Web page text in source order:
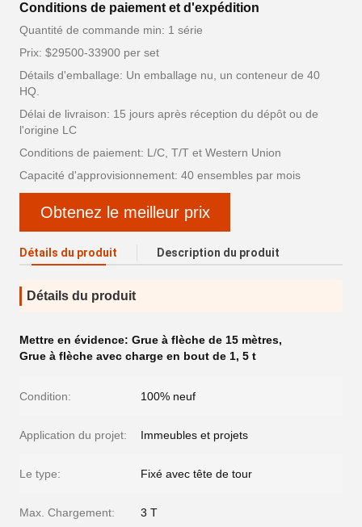
Conditions de paiement et d'expédition
Quantité de commande min: 1 série
Prix: $29500-33900 per set
Détails d'emballage: Un emballage nu, un conteneur de 40
HQ.
Délai de livraison: 15 jours après réception du dépôt ou de
l'origine LC
Conditions de paiement: L/C, T/T et Western Union
Capacité d'approvisionnement: 40 ensembles par mois
Obtenez le meilleur prix
Détails du produit Description du produit
Détails du produit
Mettre en évidence: Grue à flèche de 15 mètres,
Grue à flèche avec charge en bout de 1, 5 t
Condition: 100% neuf
Application du projet: Immeubles et projets
Le type: Fixé avec tête de tour
Max. Chargement: 3 T